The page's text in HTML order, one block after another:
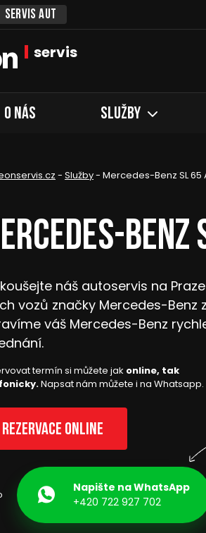
Servis aut
servis
O nás Služby
- Služby- Mercedes-Benz SL 65
Benz
náš autoservis na
vozů značky Mercedes-Benz
váš Mercedes-Benz
termín si můžete jak online, tak
Napsat nám můžete i na Whatsapp.
Rezervace online
Napište na WhatsApp
+420 722 927 702